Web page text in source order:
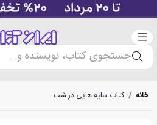
دسته‌بندی
جستجوی کتاب، نویسنده و...
خانه / کتاب سایه هایی در شب